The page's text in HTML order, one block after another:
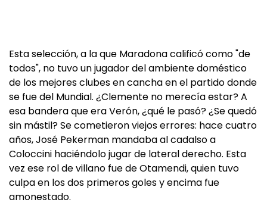
Esta selección, a la que Maradona calificó como "de
todos", no tuvo un jugador del ambiente doméstico
de los mejores clubes en cancha en el partido donde
se fue del Mundial. ¿Clemente no merecía estar? A
esa bandera que era Verón, ¿qué le pasó? ¿Se quedó
sin mástil? Se cometieron viejos errores: hace cuatro
años, José Pekerman mandaba al cadalso a
Coloccini haciéndolo jugar de lateral derecho. Esta
vez ese rol de villano fue de Otamendi, quien tuvo
culpa en los dos primeros goles y encima fue
amonestado.